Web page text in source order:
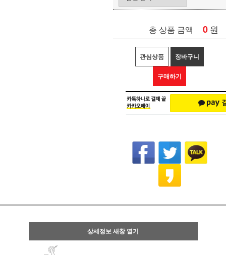
총 상품 금액 0 원
관심상품 장바구니
구매하기
상세정보 새창 열기